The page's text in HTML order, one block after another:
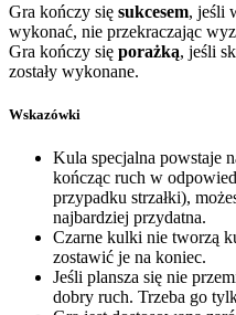
Gra kończy się sukcesem, jeśli
wykonać, nie przekraczając
Gra kończy się porażką, jeśli
zostały wykonane.
Wskazówki
Kula specjalna powstaje
kończąc ruch w
przypadku strzałki),
najbardziej przydatna.
Czarne kulki nie tworzą
zostawić je na koniec.
Jeśli plansza się nie
dobry ruch. Trzeba go